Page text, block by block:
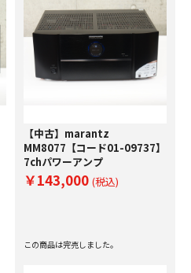
【中古】marantz
MM8077【コード01-09737】
7chパワーアンプ
￥143,000 (税込)
この商品は完売しました。